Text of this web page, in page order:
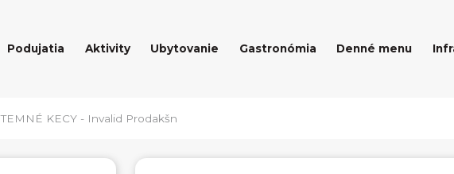
Podujatia Aktivity Ubytovanie Gastronómia Denné menu
TEMNÉ KECY - Invalid Prodakšn